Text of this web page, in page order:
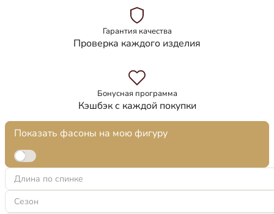
Гарантия качества
Проверка каждого изделия
Бонусная программа
Кэшбэк с каждой покупки
Показать фасоны на мою фигуру
Длина по спинке
Сезон